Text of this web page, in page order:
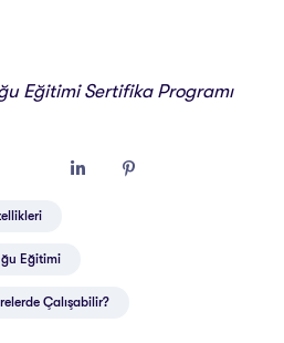
Eğitimi Sertifika Programı
Eğitimi
Çalışabilir?